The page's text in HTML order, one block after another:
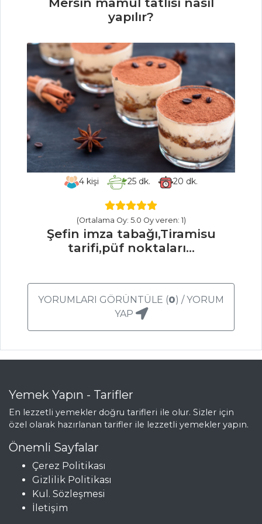
Karışık Salata
Tarifleri
yapılır?
4 kişi 25dk. 20 dk.
(Ortalama Oy: 5.0 Oy veren: 1)
Şefin imza tabağı,Tiramisu
tarifi,püf noktaları...
YORUMLARI GÖRÜNTÜLE (0) / YORUM
YAP
Yemek Yapın - Tarifler
En lezzetli yemekler doğru tarifleri ile olur. Sizler için
özel olarak hazırlanan tarifler ile lezzetli yemekler yapın.
Önemli Sayfalar
Çerez Politikası
Gizlilik Politikası
Kul. Sözleşmesi
İletişim